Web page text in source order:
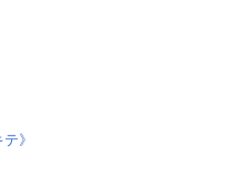
》